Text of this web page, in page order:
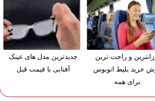
و راحت ترین
خرید بلیط اتوبوس
برای همه
جدیدترین مدل های عینک
آفتابی با قیمت قبل